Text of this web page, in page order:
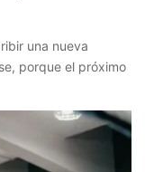
una nueva
porque el próximo